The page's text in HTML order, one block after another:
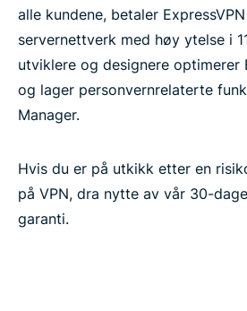
alle kundene, betaler
servernettverk med høy ytelse i
utviklere og designere optimerer
og lager personvernrelaterte
Manager.
Hvis du er på utkikk etter en
på VPN, dra nytte av vår 30-
garanti.